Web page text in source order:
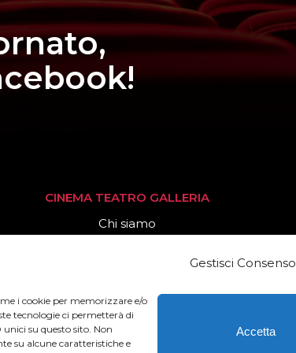
Gestisci Consenso
i cookie per memorizzare e/o
tecnologie ci permetterà di
su questo sito. Non
su alcune caratteristiche e
Accetta
CINEMA TEATRO GALLERIA
Chi siamo